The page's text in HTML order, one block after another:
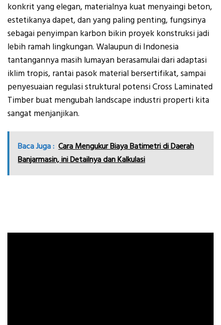
konkrit yang elegan, materialnya kuat menyaingi beton,
estetikanya dapet, dan yang paling penting, fungsinya
sebagai penyimpan karbon bikin proyek konstruksi jadi
lebih ramah lingkungan. Walaupun di Indonesia
tantangannya masih lumayan berasamulai dari adaptasi
iklim tropis, rantai pasok material bersertifikat, sampai
penyesuaian regulasi struktural potensi Cross Laminated
Timber buat mengubah landscape industri properti kita
sangat menjanjikan.
Baca Juga : Cara Mengukur Biaya Batimetri di Daerah
Banjarmasin, ini Detailnya dan Kalkulasi